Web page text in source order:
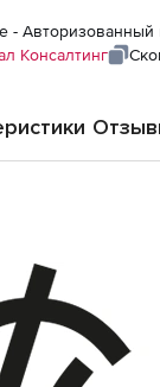
- Авторизованный
Консалтинг